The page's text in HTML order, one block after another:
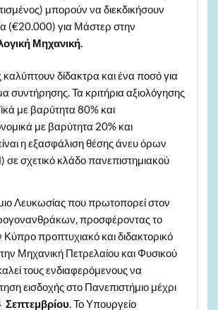
μπορούν να διεκδικήσουν
(€20.000) για Μάστερ στην
Μηχανική.
καλύπτουν δίδακτρα και ένα ποσό για
συντήρησης. Τα κριτήρια αξιολόγησης
με βαρύτητα 80% και
με βαρύτητα 20% και
η εξασφάλιση θέσης άνευ όρων
σχετικό κλάδο πανεπιστημιακού
Λευκωσίας που πρωτοπορεί στον
προσφέροντας το
Κύπρο προπτυχιακό και διδακτορικό
Μηχανική Πετρελαίου και Φυσικού
τους ενδιαφερόμενους να
εισδοχής στο Πανεπιστήμιο μέχρι
Σεπτεμβρίου. Το Υπουργείο